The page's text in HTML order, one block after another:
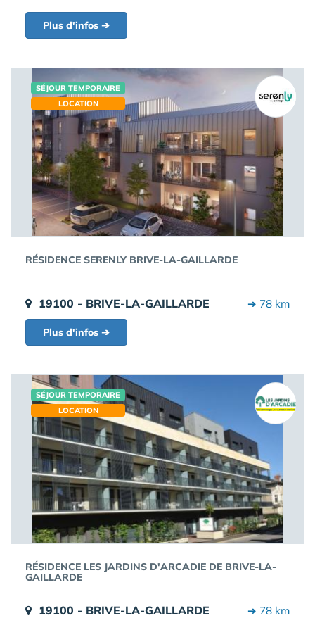
Plus d'infos ➔
SÉJOUR TEMPORAIRE
LOCATION
RÉSIDENCE SERENLY BRIVE-LA-GAILLARDE
19100 - BRIVE-LA-GAILLARDE ➔ 78 km
Plus d'infos ➔
SÉJOUR TEMPORAIRE
LOCATION
RÉSIDENCE LES JARDINS D'ARCADIE DE BRIVE-LA-
GAILLARDE
19100 - BRIVE-LA-GAILLARDE ➔ 78 km